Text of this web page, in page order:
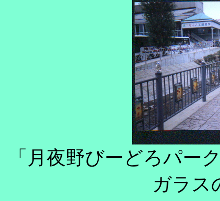
「月夜野びーどろパー
ガラス